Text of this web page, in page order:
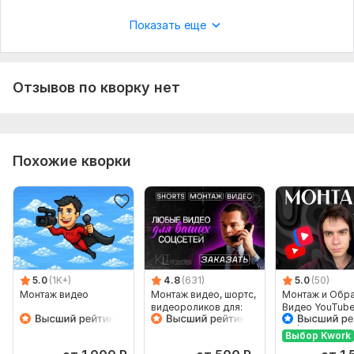
Объем услуги в кворке: 2 минуты
Показать еще
Отзывов по кворку нет
Похожие кворки
5.0 (1K+)
Монтаж видео
4.8 (631)
Монтаж видео, шортс,
видеороликов для:
Youtube, Shorts
5.0 (50)
Монтаж и
Видео YouTube
Шортс, Shorts,
ВК клипы
Выбор Kwork